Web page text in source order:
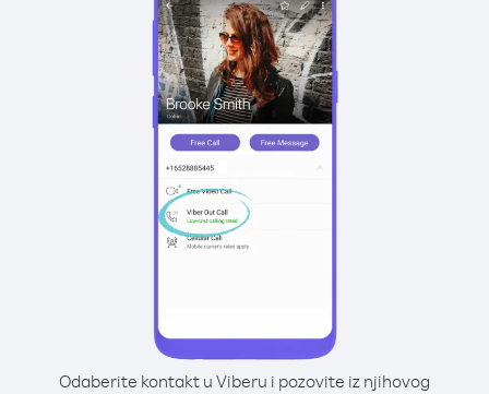
Odaberite kontakt u Viberu i pozovite iz njihovog